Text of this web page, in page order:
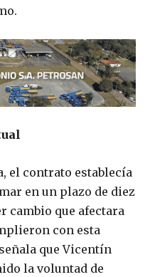
el contrato establecía
en un plazo de diez
cambio que afectara
con esta
que Vicentín
la voluntad de